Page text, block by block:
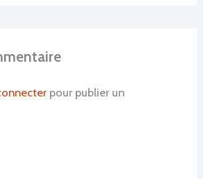
pour publier un